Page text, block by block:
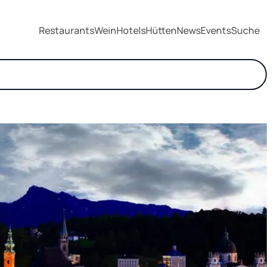
RestaurantsWeinHotelsHüttenNewsEventsSuche